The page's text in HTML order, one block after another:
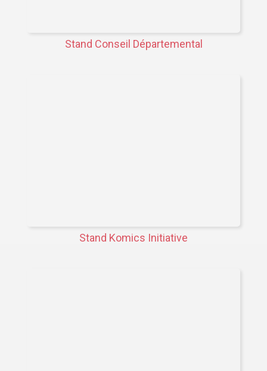
Stand Conseil Départemental
Stand Komics Initiative